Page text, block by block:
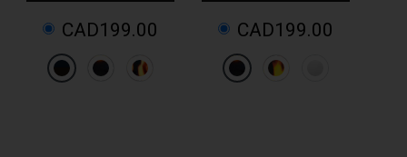
CAD199.00 CAD199.00